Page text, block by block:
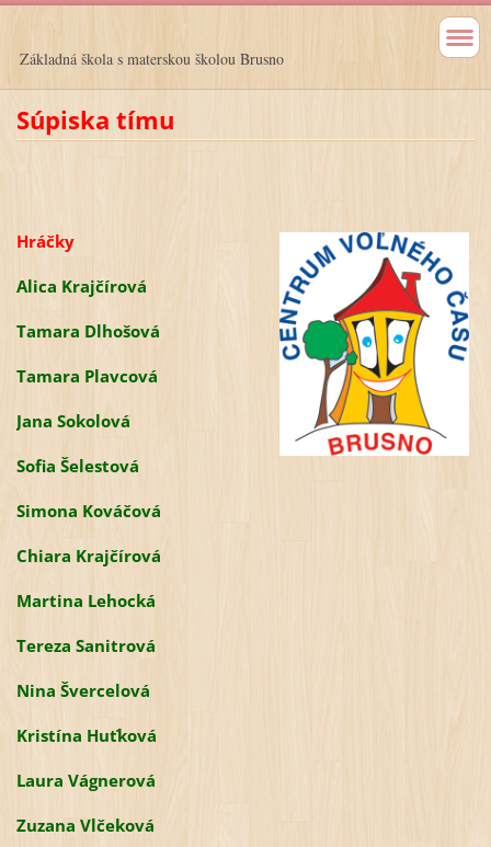
Základná škola s materskou školou Brusno
Súpiska tímu
Hráčky
Alica Krajčírová
Tamara Dlhošová
Tamara Plavcová
Jana Sokolová
Sofia Šelestová
Simona Kováčová
Chiara Krajčírová
Martina Lehocká
Tereza Sanitrová
Nina Švercelová
Kristína Huťková
Laura Vágnerová
Zuzana Vlčeková